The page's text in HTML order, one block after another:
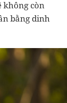
không còn
bằng dinh